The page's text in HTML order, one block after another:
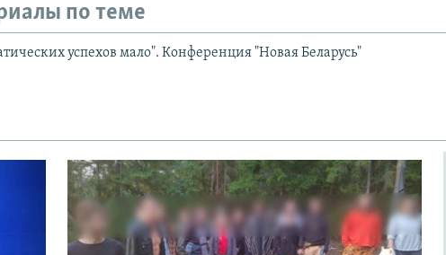
по теме
успехов мало". Конференция "Новая Беларусь"